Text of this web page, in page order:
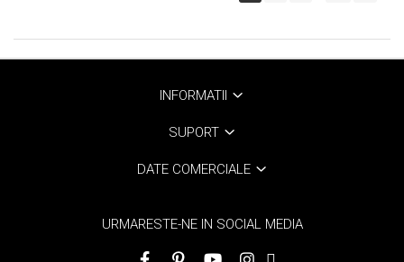
INFORMATII
SUPORT
DATE COMERCIALE
URMARESTE-NE IN SOCIAL MEDIA